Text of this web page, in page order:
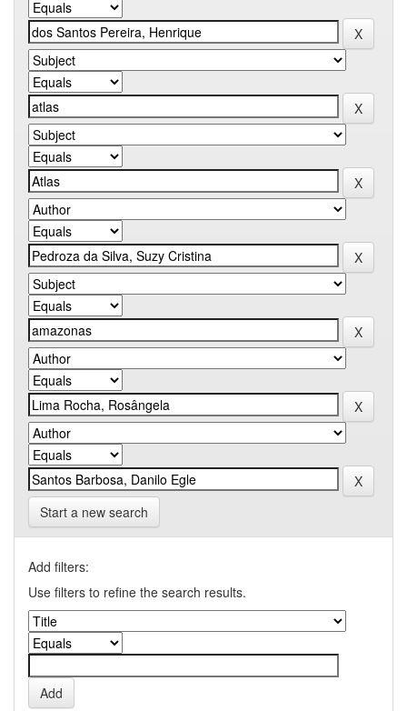
Start a new search
Add filters:
Use filters to refine the search results.